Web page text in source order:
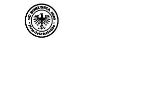
Saisonstart im April. Jetzt ein
Kinder vereinbaren und zu